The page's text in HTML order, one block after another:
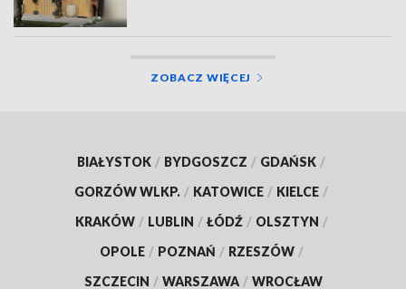
ZOBACZ WIĘCEJ
BIAŁYSTOK / BYDGOSZCZ / GDAŃSK /
GORZÓW WLKP. / KATOWICE / KIELCE /
KRAKÓW / LUBLIN / ŁÓDŹ / OLSZTYN /
OPOLE / POZNAŃ / RZESZÓW /
SZCZECIN / WARSZAWA / WROCŁAW